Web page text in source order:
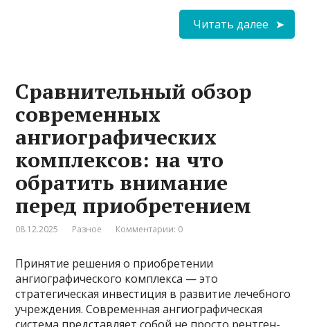
Читать далее
Сравнительный обзор
современных
ангиографических
комплексов: на что
обратить внимание
перед приобретением
08.12.2025 Разное Комментарии: 0
Принятие решения о приобретении
ангиографического комплекса — это
стратегическая инвестиция в развитие лечебного
учреждения. Современная ангиографическая